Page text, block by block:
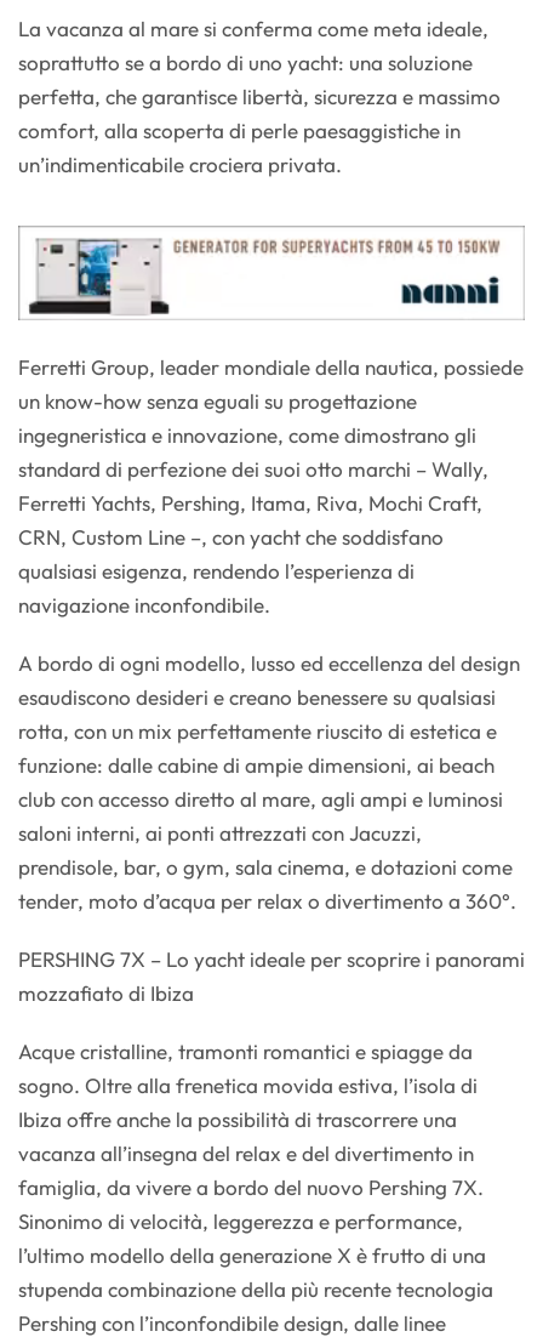
La vacanza al mare si conferma come meta ideale,
soprattutto se a bordo di uno yacht: una soluzione
perfetta, che garantisce libertà, sicurezza e massimo
comfort, alla scoperta di perle paesaggistiche in
un’indimenticabile crociera privata.
Ferretti Group, leader mondiale della nautica, possiede
un know-how senza eguali su progettazione
ingegneristica e innovazione, come dimostrano gli
standard di perfezione dei suoi otto marchi – Wally,
Ferretti Yachts, Pershing, Itama, Riva, Mochi Craft,
CRN, Custom Line –, con yacht che soddisfano
qualsiasi esigenza, rendendo l’esperienza di
navigazione inconfondibile.
A bordo di ogni modello, lusso ed eccellenza del design
esaudiscono desideri e creano benessere su qualsiasi
rotta, con un mix perfettamente riuscito di estetica e
funzione: dalle cabine di ampie dimensioni, ai beach
club con accesso diretto al mare, agli ampi e luminosi
saloni interni, ai ponti attrezzati con Jacuzzi,
prendisole, bar, o gym, sala cinema, e dotazioni come
tender, moto d’acqua per relax o divertimento a 360°.
PERSHING 7X – Lo yacht ideale per scoprire i panorami
mozzafiato di Ibiza
Acque cristalline, tramonti romantici e spiagge da
sogno. Oltre alla frenetica movida estiva, l’isola di
Ibiza offre anche la possibilità di trascorrere una
vacanza all’insegna del relax e del divertimento in
famiglia, da vivere a bordo del nuovo Pershing 7X.
Sinonimo di velocità, leggerezza e performance,
l’ultimo modello della generazione X è frutto di una
stupenda combinazione della più recente tecnologia
Pershing con l’inconfondibile design, dalle linee